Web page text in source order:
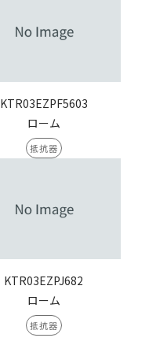
KTR03EZPF5603
ローム
抵抗器
KTR03EZPJ682
ローム
抵抗器